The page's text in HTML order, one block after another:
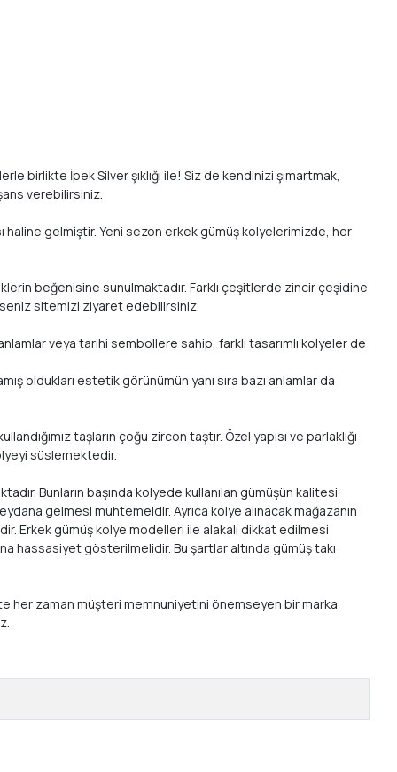
birlikte İpek Silver şıklığı ile! Siz de kendinizi şımartmak,
verebilirsiniz.
haline gelmiştir. Yeni sezon erkek gümüş kolyelerimizde, her
beğenisine sunulmaktadır. Farklı çeşitlerde zincir çeşidine
sitemizi ziyaret edebilirsiniz.
veya tarihi sembollere sahip, farklı tasarımlı kolyeler de
oldukları estetik görünümün yanı sıra bazı anlamlar da
taşların çoğu zircon taştır. Özel yapısı ve parlaklığı
süslemektedir.
Bunların başında kolyede kullanılan gümüşün kalitesi
gelmesi muhtemeldir. Ayrıca kolye alınacak mağazanın
Erkek gümüş kolye modelleri ile alakalı dikkat edilmesi
hassasiyet gösterilmelidir. Bu şartlar altında gümüş takı
her zaman müşteri memnuniyetini önemseyen bir marka